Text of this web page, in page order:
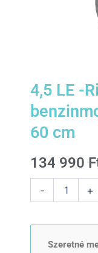
4,5 LE -
60 cm
134 990
- +
Szeretné